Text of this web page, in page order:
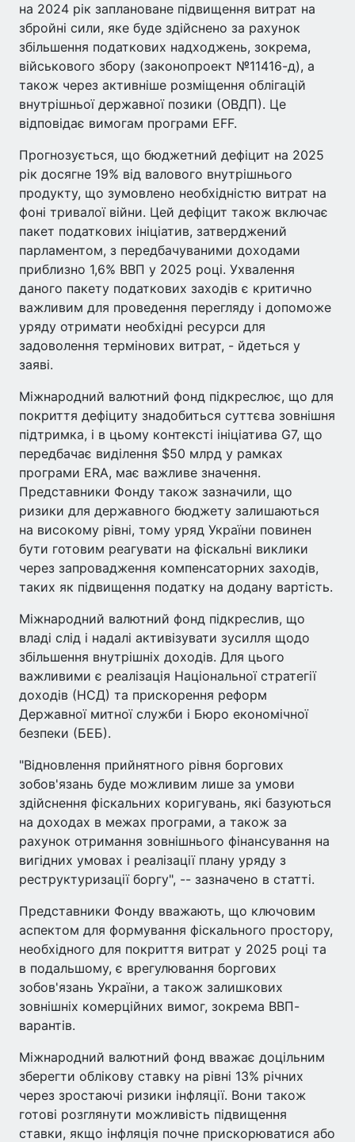
на 2024 рік заплановане підвищення витрат на
збройні сили, яке буде здійснено за рахунок
збільшення податкових надходжень, зокрема,
військового збору (законопроект №11416-д), а
також через активніше розміщення облігацій
внутрішньої державної позики (ОВДП). Це
відповідає вимогам програми EFF.
Прогнозується, що бюджетний дефіцит на 2025
рік досягне 19% від валового внутрішнього
продукту, що зумовлено необхідністю витрат на
фоні тривалої війни. Цей дефіцит також включає
пакет податкових ініціатив, затверджений
парламентом, з передбачуваними доходами
приблизно 1,6% ВВП у 2025 році. Ухвалення
даного пакету податкових заходів є критично
важливим для проведення перегляду і допоможе
уряду отримати необхідні ресурси для
задоволення термінових витрат, - йдеться у
заяві.
Міжнародний валютний фонд підкреслює, що для
покриття дефіциту знадобиться суттєва зовнішня
підтримка, і в цьому контексті ініціатива G7, що
передбачає виділення $50 млрд у рамках
програми ERA, має важливе значення.
Представники Фонду також зазначили, що
ризики для державного бюджету залишаються
на високому рівні, тому уряд України повинен
бути готовим реагувати на фіскальні виклики
через запровадження компенсаторних заходів,
таких як підвищення податку на додану вартість.
Міжнародний валютний фонд підкреслив, що
владі слід і надалі активізувати зусилля щодо
збільшення внутрішніх доходів. Для цього
важливими є реалізація Національної стратегії
доходів (НСД) та прискорення реформ
Державної митної служби і Бюро економічної
безпеки (БЕБ).
"Відновлення прийнятного рівня боргових
зобов'язань буде можливим лише за умови
здійснення фіскальних коригувань, які базуються
на доходах в межах програми, а також за
рахунок отримання зовнішнього фінансування на
вигідних умовах і реалізації плану уряду з
реструктуризації боргу", -- зазначено в статті.
Представники Фонду вважають, що ключовим
аспектом для формування фіскального простору,
необхідного для покриття витрат у 2025 році та
в подальшому, є врегулювання боргових
зобов'язань України, а також залишкових
зовнішніх комерційних вимог, зокрема ВВП-
варантів.
Міжнародний валютний фонд вважає доцільним
зберегти облікову ставку на рівні 13% річних
через зростаючі ризики інфляції. Вони також
готові розглянути можливість підвищення
ставки, якщо інфляція почне прискорюватися або